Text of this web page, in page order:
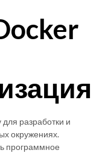
разработки и
окружениях.
программное